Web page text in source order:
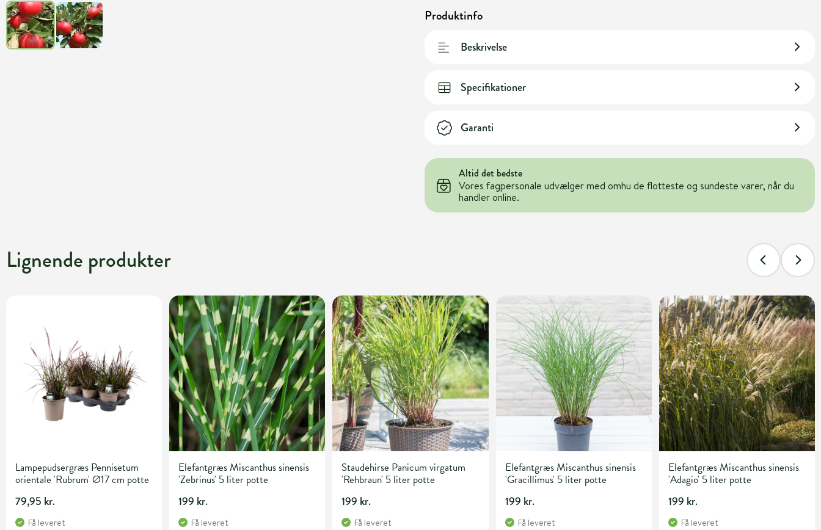
Produktinfo
Beskrivelse
Specifikationer
Garanti
Altid det bedste
Vores fagpersonale udvælger med omhu de flotteste og sundeste varer, når du
handler online.
Lignende produkter
Lampepudsergræs Pennisetum
orientale 'Rubrum' Ø17 cm potte
79,95 kr.
Få leveret
Elefantgræs Miscanthus sinensis
'Zebrinus' 5 liter potte
199 kr.
Få leveret
Staudehirse Panicum virgatum
'Rehbraun' 5 liter potte
199 kr.
Få leveret
Elefantgræs Miscanthus sinensis
'Gracillimus' 5 liter potte
199 kr.
Få leveret
Elefantgræs Miscanthus sinensis
'Adagio' 5 liter potte
199 kr.
Få leveret